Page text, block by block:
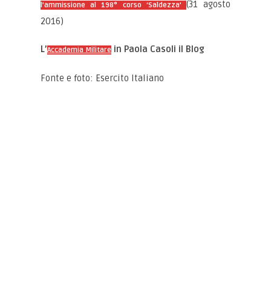
l’ammissione al 198° corso ‘Saldezza’ (31 agosto
2016)
L’Accademia Militare in Paola Casoli il Blog
Fonte e foto: Esercito Italiano